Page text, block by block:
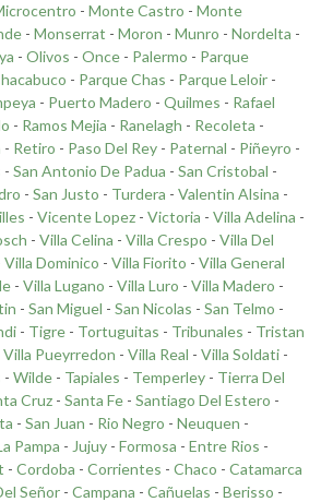
- Monte Castro - Monte
- Monserrat - Moron - Munro - Nordelta -
- Olivos - Once - Palermo - Parque
- Parque Chas - Parque Leloir -
- Puerto Madero - Quilmes - Rafael
- Ramos Mejia - Ranelagh - Recoleta -
- Retiro - Paso Del Rey - Paternal - Piñeyro -
- San Antonio De Padua - San Cristobal -
- San Justo - Turdera - Valentin Alsina -
- Vicente Lopez - Victoria - Villa Adelina -
- Villa Celina - Villa Crespo - Villa Del
Villa Dominico - Villa Fiorito - Villa General
- Villa Lugano - Villa Luro - Villa Madero -
- San Miguel - San Nicolas - San Telmo -
- Tigre - Tortuguitas - Tribunales - Tristan
Villa Pueyrredon - Villa Real - Villa Soldati -
- Wilde - Tapiales - Temperley - Tierra Del
Cruz - Santa Fe - Santiago Del Estero -
- San Juan - Rio Negro - Neuquen -
Pampa - Jujuy - Formosa - Entre Rios -
- Cordoba - Corrientes - Chaco - Catamarca
Señor - Campana - Cañuelas - Berisso -